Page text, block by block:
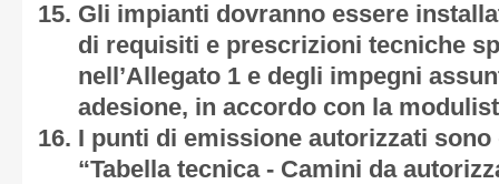
Gli impianti dovranno essere
di requisiti e prescrizioni tecniche
nell’Allegato 1 e degli impegni
adesione, in accordo con la
I punti di emissione autorizzati
“Tabella tecnica - Camini da